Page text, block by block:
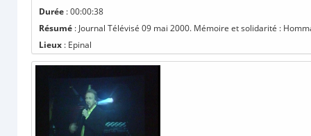
Durée : 00:00:38
Résumé : Journal Télévisé 09 mai 2000. Mémoire et solidarité :
Lieux : Epinal